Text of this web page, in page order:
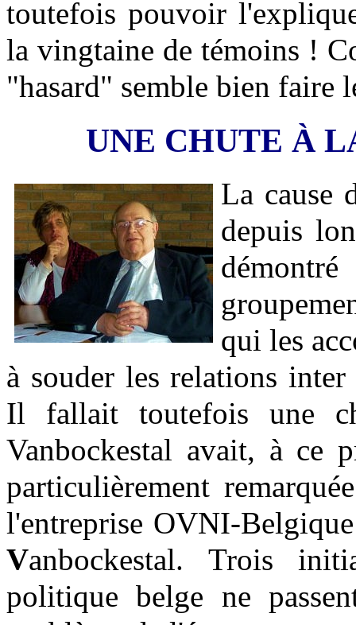
toutefois pouvoir
la vingtaine de témoins !
"hasard" semble bien faire
UNE CHUTE À
La cause
depuis
qui les
à souder les relations inter
Il fallait toutefois une
Vanbockestal avait, à ce
particulièrement
l'entreprise OVNI-
Vanbockestal. Trois
politique belge ne